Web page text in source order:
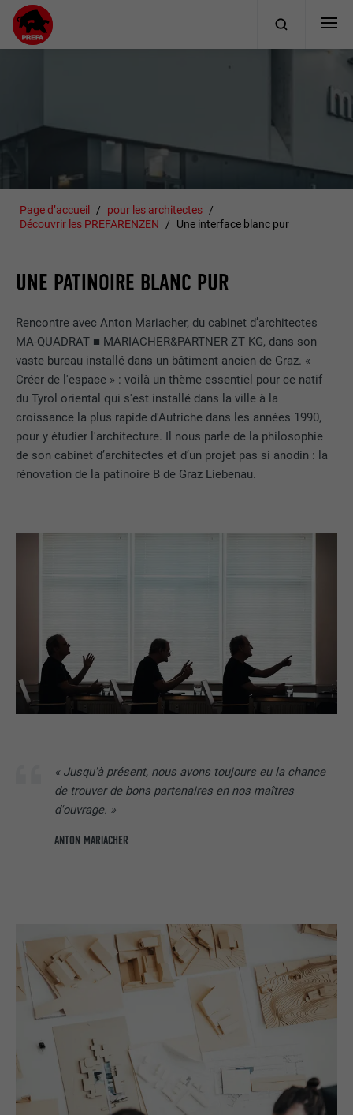
Page d’accueil
pour les architectes
Découvrir les PREFARENZEN
Une interface blanc pur
UNE PATINOIRE BLANC PUR
Rencontre avec Anton Mariacher, du cabinet d’architectes
MA-QUADRAT ■ MARIACHER&PARTNER ZT KG, dans son
vaste bureau installé dans un bâtiment ancien de Graz. «
Créer de l'espace » : voilà un thème essentiel pour ce natif
du Tyrol oriental qui s'est installé dans la ville à la
croissance la plus rapide d'Autriche dans les années 1990,
pour y étudier l'architecture. Il nous parle de la philosophie
de son cabinet d’architectes et d’un projet pas si anodin : la
rénovation de la patinoire B de Graz Liebenau.
« Jusqu'à présent, nous avons toujours eu la chance
de trouver de bons partenaires en nos maîtres
d'ouvrage. »
ANTON MARIACHER